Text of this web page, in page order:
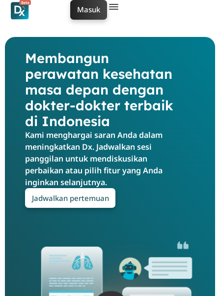
Masuk
Membangun
perawatan kesehatan
masa depan dengan
dokter-dokter terbaik
di Indonesia
Kami menghargai saran Anda dalam
meningkatkan Dx. Jadwalkan sesi
panggilan untuk mendiskusikan
perbaikan atau pilih fitur yang Anda
inginkan selanjutnya.
Jadwalkan pertemuan